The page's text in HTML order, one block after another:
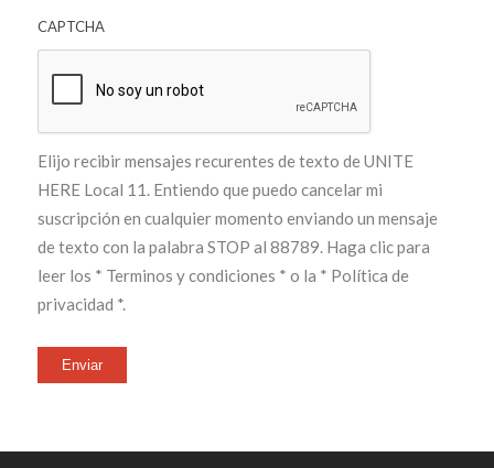
CAPTCHA
Elijo recibir mensajes recurentes de texto de UNITE
HERE Local 11. Entiendo que puedo cancelar mi
suscripción en cualquier momento enviando un mensaje
de texto con la palabra STOP al 88789. Haga clic para
leer los * Terminos y condiciones * o la * Política de
privacidad *.
Enviar